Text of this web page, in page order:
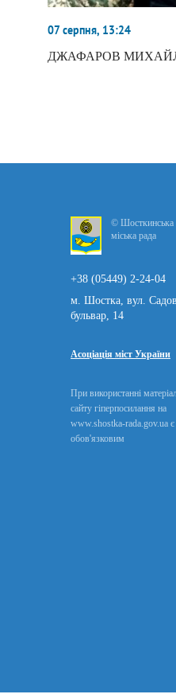
07 серпня, 13:24
ДЖАФАРОВ
© Шосткинська
міська рада
+38 (05449) 2-24-04
м. Шостка, вул.
бульвар, 14
Асоціація міст України
При використанні
сайту гіперпосилання на
www.shostka-rada.gov.ua є
обов'язковим